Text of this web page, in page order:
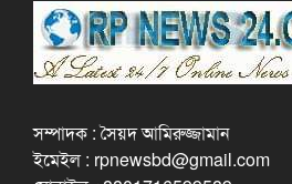
সম্পাদক : সৈয়দ আমিরুজ্জামান
ইমেইল : rpnewsbd@gmail.com